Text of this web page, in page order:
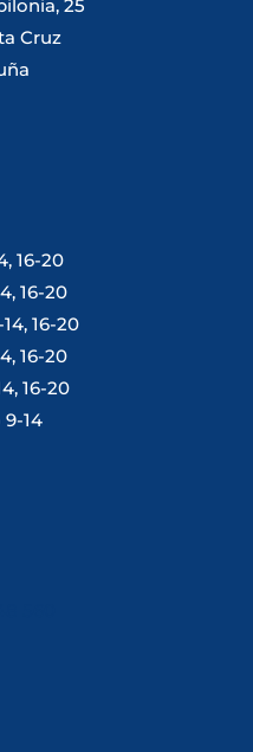
25
Cruz
16-20
16-20
16-20
16-20
16-20
9-14